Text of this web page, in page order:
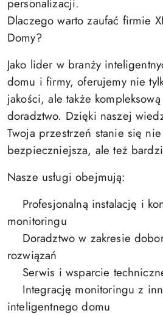
personalizacji.
Dlaczego warto zaufać firmie
Domy?
Jako lider w branży
domu i firmy, oferujemy nie
jakości, ale także
doradztwo. Dzięki naszej
Twoja przestrzeń stanie się
bezpieczniejsza, ale też
Nasze usługi obejmują:
Profesjonalną instalację i
monitoringu
Doradztwo w zakresie
rozwiązań
Serwis i wsparcie
Integrację monitoringu z
inteligentnego domu